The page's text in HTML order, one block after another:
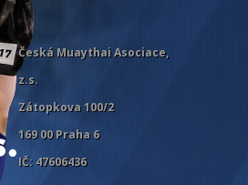
Česká Muaythai Asociace,
z.s.
Zátopkova 100/2
169 00 Praha 6
IČ: 47606436